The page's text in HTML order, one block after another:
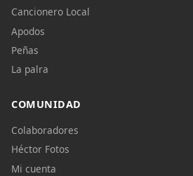
Cancionero Local
Apodos
Peñas
La palra
COMUNIDAD
Colaboradores
Héctor Fotos
Mi cuenta